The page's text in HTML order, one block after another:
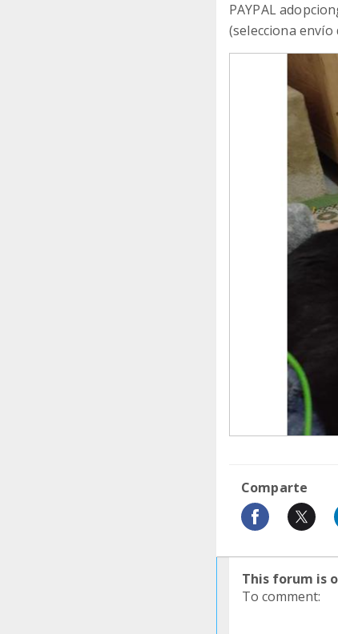
PAYPAL
(selecciona
Comparte
This forum is
To comment: